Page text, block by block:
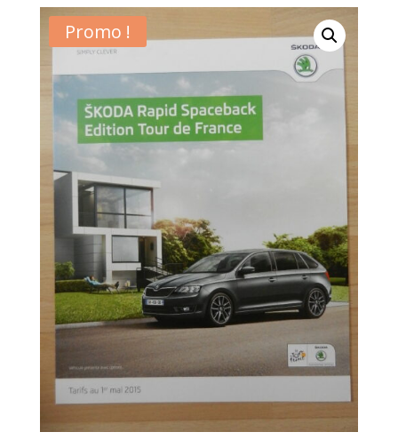
Promo !